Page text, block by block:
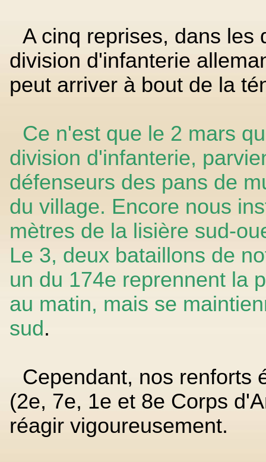
A cinq reprises, dans les
division d'infanterie
peut arriver à bout de la
Ce n'est que le 2 mars
division d'infanterie,
défenseurs des pans de
du village. Encore nous
mètres de la lisière sud-
Le 3, deux bataillons de
un du 174e reprennent la
au matin, mais se
sud .
Cependant, nos renforts
(2e, 7e, 1e et 8e Corps
réagir vigoureusement.